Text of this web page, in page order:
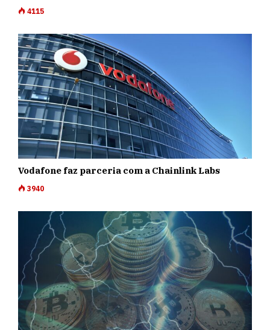
4115
Vodafone faz parceria com a Chainlink Labs
3940